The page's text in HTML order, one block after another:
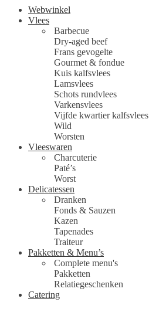
Webwinkel
Vlees
Barbecue
Dry-aged beef
Frans gevogelte
Gourmet & fondue
Kuis kalfsvlees
Lamsvlees
Schots rundvlees
Varkensvlees
Vijfde kwartier kalfsvlees
Wild
Worsten
Vleeswaren
Charcuterie
Paté’s
Worst
Delicatessen
Dranken
Fonds & Sauzen
Kazen
Tapenades
Traiteur
Pakketten & Menu’s
Complete menu's
Pakketten
Relatiegeschenken
Catering